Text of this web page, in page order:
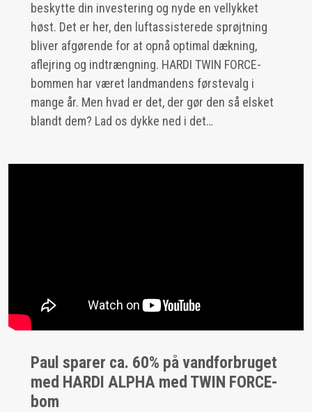
beskytte din investering og nyde en vellykket
høst. Det er her, den luftassisterede sprøjtning
bliver afgørende for at opnå optimal dækning,
aflejring og indtrængning. HARDI TWIN FORCE-
bommen har været landmandens førstevalg i
mange år. Men hvad er det, der gør den så elsket
blandt dem? Lad os dykke ned i det…
Paul sparer ca. 60% på vandforbruget
med HARDI ALPHA med TWIN FORCE-
bom